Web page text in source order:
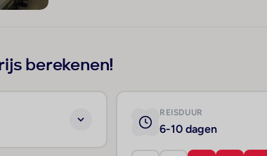
berekenen!
REISDUUR
6-10 dagen